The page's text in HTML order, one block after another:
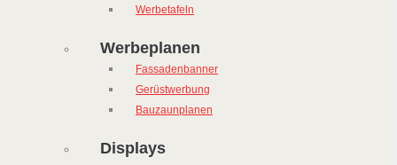
Werbetafeln
Werbeplanen
Fassadenbanner
Gerüstwerbung
Bauzaunplanen
Displays